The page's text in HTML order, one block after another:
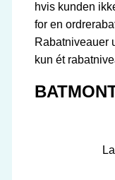
hvis kunden
for en
Rabatniveauer
kun ét